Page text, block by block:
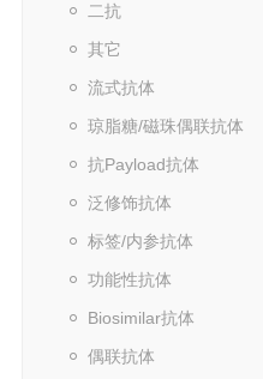
二抗
其它
流式抗体
琼脂糖/磁珠偶联抗体
抗Payload抗体
泛修饰抗体
标签/内参抗体
功能性抗体
Biosimilar抗体
偶联抗体